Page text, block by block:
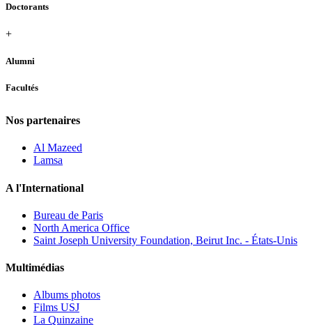
Doctorants
+
Alumni
Facultés
Nos partenaires
Al Mazeed
Lamsa
A l'International
Bureau de Paris
North America Office
Saint Joseph University Foundation, Beirut Inc. - États-Unis
Multimédias
Albums photos
Films USJ
La Quinzaine